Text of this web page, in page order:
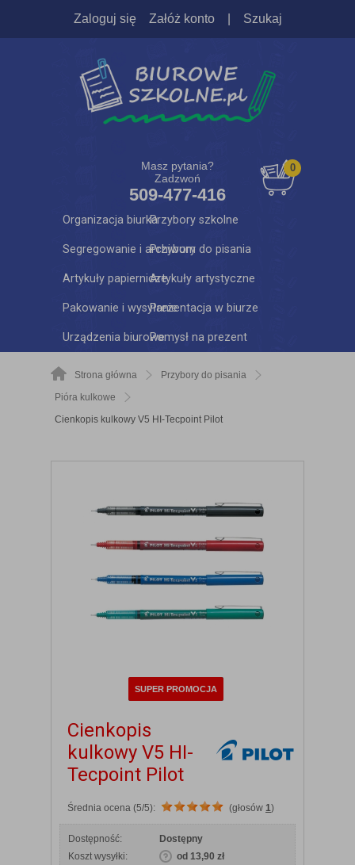
Zaloguj się Załóż konto Szukaj
Masz pytania?
Zadzwoń
509-477-416
0
Organizacja biurkaPrzybory szkolne
Segregowanie i archiwumPrzybory do pisania
Artykuły papierniczeArtykuły artystyczne
Pakowanie i wysyłaniePrezentacja w biurze
Urządzenia biurowePomysł na prezent
Strona główna
Przybory do pisania
Pióra kulkowe
Cienkopis kulkowy V5 HI-Tecpoint Pilot
SUPER PROMOCJA
Cienkopis
kulkowy V5 HI-
Tecpoint Pilot
Średnia ocena (5/5): (głosów 1)
Dostępność:
Dostępny
Koszt wysyłki:
od 13,90 zł